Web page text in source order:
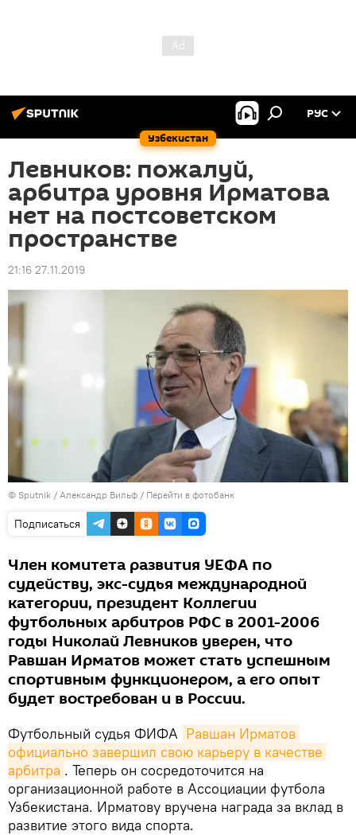
Узбекистан
РУС
Левников: пожалуй,
арбитра уровня Ирматова
нет на постсоветском
пространстве
21:16 27.11.2019
© Sputnik / Александр Вильф / Перейти в фотобанк
Подписаться
Член комитета развития УЕФА по
судейству, экс-судья международной
категории, президент Коллегии
футбольных арбитров РФС в 2001-2006
годы Николай Левников уверен, что
Равшан Ирматов может стать успешным
спортивным функционером, а его опыт
будет востребован и в России.
Футбольный судья ФИФА Равшан Ирматов
официально завершил свою карьеру в качестве
арбитра . Теперь он сосредоточится на
организационной работе в Ассоциации футбола
Узбекистана. Ирматову вручена награда за вклад в
развитие этого вида спорта.